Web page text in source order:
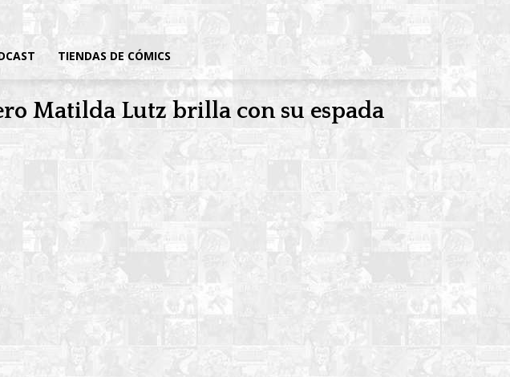
TIENDAS DE CÓMICS
Matilda Lutz brilla con su espada